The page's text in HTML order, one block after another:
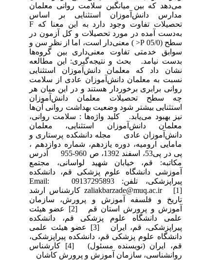
می‌دهد که بین میانگین سلامت روانی معلمان
مدارس دانش‌آموزان استثنایی بر اساس
تحصیلات تفاوت وجود دارد به این معنا که F
به‌دست آمده‌ در مورد تحصیلات و کل‌ آزمون در
سطح (05/0 P< ) معنی‌دار است، اما از نظر سن و
سوابق خدمتی تفاوت معنی‌داری بین گروه‌ها
بدست نیامد. بحث و نتیجه‌گیری: این مطالعه
نشان داد که معلمان دانش‌آموزان استثنایی
نسبت به معلمان دانش‌آموزان عادی از سلامت
روانی برابری برخوردار هستند و در این میان هر
چه سطح تحصیلات معلمان دانش‌آموزان
استثنایی بیشتر شود وضعیت بهداشت روانی آن‌ها
نیز بهبود می‌یابد. کلید واژه‌ها : سلامت روانی،
معلمان دانش‌آموزان استثنایی، معلمان
دانش‌آموزان عادی مجله دانشکده پرستاری و
مامایی ارومیه، دوره یازدهم، شماره دوازدهم ،
پی در پی53، اسفند 1392، ص 960-955 آدرس
مکاتبه: قم، خیابان شهید لواسانی، مجتمع
آموزشی دانشگاه علوم پزشکی قم، دانشکده
پیراپزشکی، تلفن: 09137295893 Email:
zaliakbarzade@muq.ac.ir [1] کارشناس ارشد
تاریخ و فلسفه آموزش و پرورش، سازمان
آموزش و پرورش استان قم [2] عضو هیئت
علمی دانشگاه علوم پزشکی قم، دانشکده
پیراپزشکی، قم، ایران [3] عضو هیئت علمی
دانشگاه علوم پزشکی قم، دانشکده پیراپزشکی،
قم، ایران (نویسنده مسئول) [4] کارشناس
روانشناسی، سازمان آموزش و پرورش کاشان